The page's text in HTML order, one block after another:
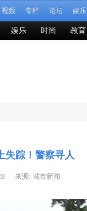
视频 专栏 论坛 娱乐
娱乐 时尚 教育
失踪！警察寻人
来源: 城市新闻